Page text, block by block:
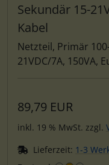
Sekundär 15-
Kabel
Netzteil, Primär
21VDC/7A, 150VA,
89,79 EUR
inkl. 19 % MwSt. zzgl.
Lieferzeit: 1-3